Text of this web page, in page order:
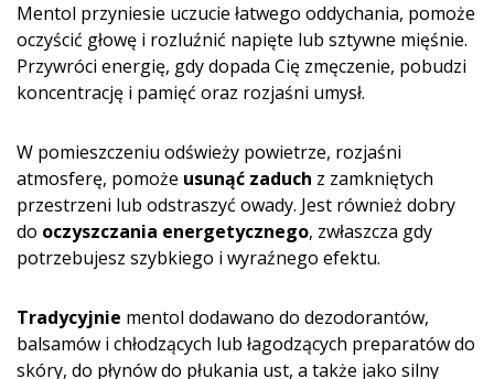
Mentol przyniesie uczucie łatwego oddychania, pomoże
oczyścić głowę i rozluźnić napięte lub sztywne mięśnie.
Przywróci energię, gdy dopada Cię zmęczenie, pobudzi
koncentrację i pamięć oraz rozjaśni umysł.
W pomieszczeniu odświeży powietrze, rozjaśni
atmosferę, pomoże usunąć zaduch z zamkniętych
przestrzeni lub odstraszyć owady. Jest również dobry
do oczyszczania energetycznego, zwłaszcza gdy
potrzebujesz szybkiego i wyraźnego efektu.
Tradycyjnie mentol dodawano do dezodorantów,
balsamów i chłodzących lub łagodzących preparatów do
skóry, do płynów do płukania ust, a także jako silny